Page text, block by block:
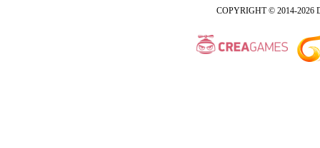
COPYRIGHT © 2014-2026